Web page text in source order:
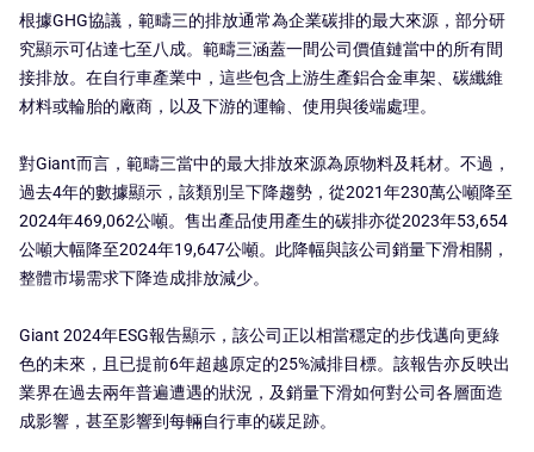
根據GHG協議，範疇三的排放通常為企業碳排的最大來源，部分研
究顯示可佔達七至八成。範疇三涵蓋一間公司價值鏈當中的所有間
接排放。在自行車產業中，這些包含上游生產鋁合金車架、碳纖維
材料或輪胎的廠商，以及下游的運輸、使用與後端處理。
對Giant而言，範疇三當中的最大排放來源為原物料及耗材。不過，
過去4年的數據顯示，該類別呈下降趨勢，從2021年230萬公噸降至
2024年469,062公噸。售出產品使用產生的碳排亦從2023年53,654
公噸大幅降至2024年19,647公噸。此降幅與該公司銷量下滑相關，
整體市場需求下降造成排放減少。
Giant 2024年ESG報告顯示，該公司正以相當穩定的步伐邁向更綠
色的未來，且已提前6年超越原定的25%減排目標。該報告亦反映出
業界在過去兩年普遍遭遇的狀況，及銷量下滑如何對公司各層面造
成影響，甚至影響到每輛自行車的碳足跡。